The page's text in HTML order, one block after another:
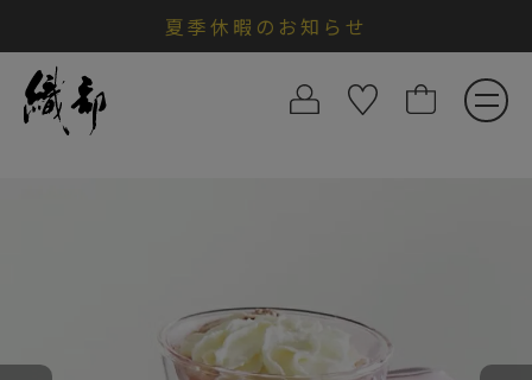
夏季休暇のお知らせ